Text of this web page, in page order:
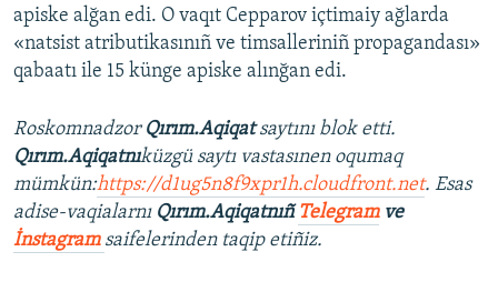
apiske alğan edi. O vaqıt Cepparov içtimaiy ağlarda
«natsist atributikasınıñ ve timsalleriniñ propagandası»
qabaatı ile 15 künge apiske alınğan edi.
Roskomnadzor Qırım.Aqiqatsaytını blok etti.
Qırım.Aqiqatnıküzgü saytı vastasınen oqumaq
mümkün:https://d1ug5n8f9xpr1h.cloudfront.net. Esas
adise-vaqialarnı Qırım.AqiqatnıñTelegramve
İnstagram saifelerinden taqip etiñiz.